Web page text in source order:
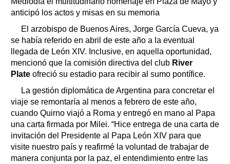
anticipó los actos y misas en su memoria
El arzobispo de Buenos Aires, Jorge García Cueva, ya
se había referido en abril de este año a la eventual
llegada de León XIV. Inclusive, en aquella oportunidad,
mencionó que la comisión directiva del club River
Plate ofreció su estadio para recibir al sumo pontífice.
La gestión diplomática de Argentina para concretar el
viaje se remontaría al menos a febrero de este año,
cuando Quirno viajó a Roma y entregó en mano al Papa
una carta firmada por Milei. “Hice entrega de una carta de
invitación del Presidente al Papa León XIV para que
visite nuestro país y reafirmé la voluntad de trabajar de
manera conjunta por la paz, el entendimiento entre las